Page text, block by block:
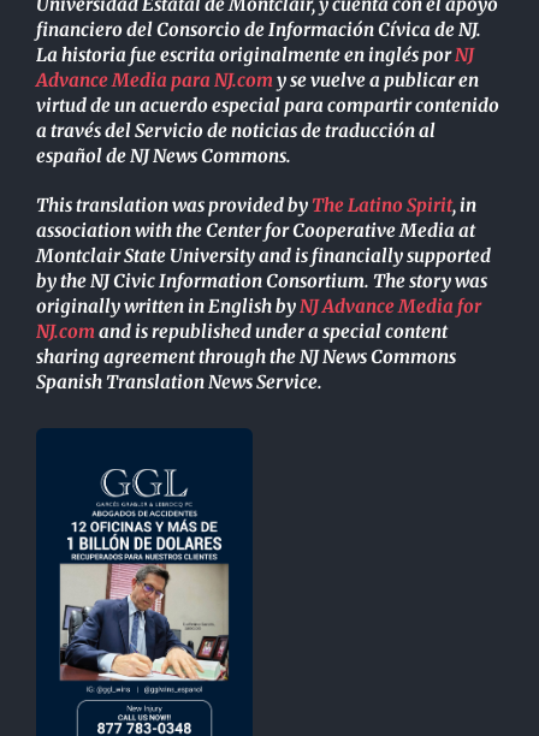
financiero del Consorcio de Información Cívica de NJ.
La historia fue escrita originalmente en inglés porNJ
Advance Media para NJ.comy se vuelve a publicar en
virtud de un acuerdo especial para compartir contenido
a través del Servicio de noticias de traducción al
español de NJ News Commons.
This translation was provided by The Latino Spirit, in
association with the Center for Cooperative Media at
Montclair State University and is financially supported
by the NJ Civic Information Consortium. The story was
originally written in English byNJ Advance Media for
NJ.comand is republished under a special content
sharing agreement through the NJ News Commons
Spanish Translation News Service.